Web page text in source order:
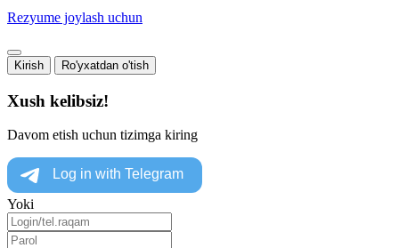
Rezyume joylash uchun
Kirish Ro'yxatdan o'tish
Xush kelibsiz!
Davom etish uchun tizimga kiring
Yoki